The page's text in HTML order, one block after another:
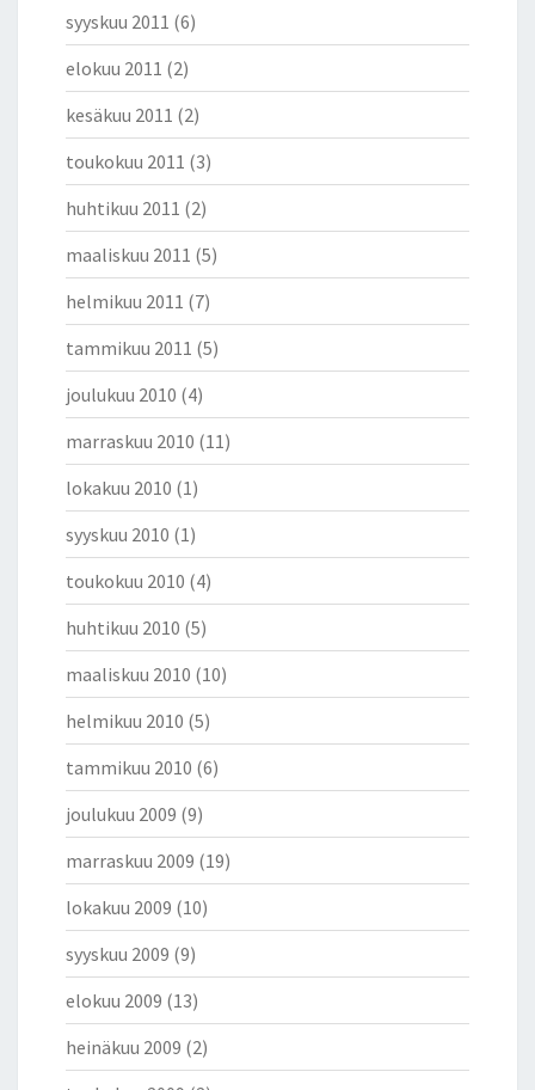
syyskuu 2011 (6)
elokuu 2011 (2)
kesäkuu 2011 (2)
toukokuu 2011 (3)
huhtikuu 2011 (2)
maaliskuu 2011 (5)
helmikuu 2011 (7)
tammikuu 2011 (5)
joulukuu 2010 (4)
marraskuu 2010 (11)
lokakuu 2010 (1)
syyskuu 2010 (1)
toukokuu 2010 (4)
huhtikuu 2010 (5)
maaliskuu 2010 (10)
helmikuu 2010 (5)
tammikuu 2010 (6)
joulukuu 2009 (9)
marraskuu 2009 (19)
lokakuu 2009 (10)
syyskuu 2009 (9)
elokuu 2009 (13)
heinäkuu 2009 (2)